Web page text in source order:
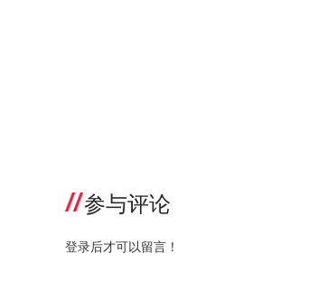
参与评论
登录后才可以留言！